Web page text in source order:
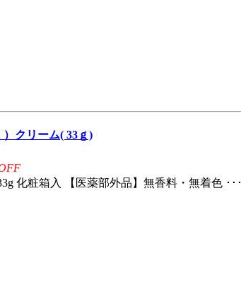
クリーム( 33ｇ)
化粧箱入 【医薬部外品】無香料・無着色 ･･･